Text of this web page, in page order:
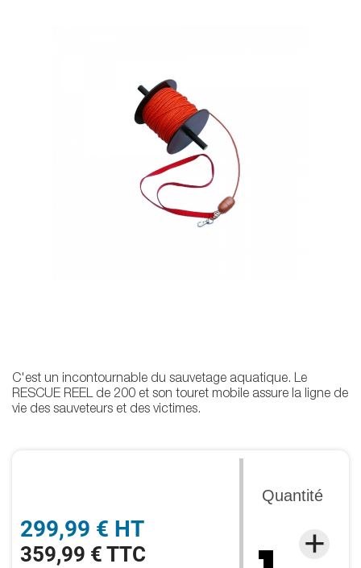
299,99 € HT
359,99 € TTC
Quantité
C'est un incontournable du sauvetage aquatique. Le
RESCUE REEL de 200 et son touret mobile assure la ligne de
vie des sauveteurs et des victimes.